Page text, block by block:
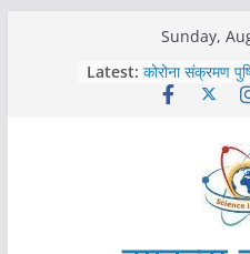
Sunday,
Latest:
काभ्रेपलाञ्चोकमा
आकर्षण बढ्दै
कोरोना संक्रमण
मकवानपुरमा खोरेत
आयुर्वेद चिकित्सा
मुख्यमन्त्री शाह